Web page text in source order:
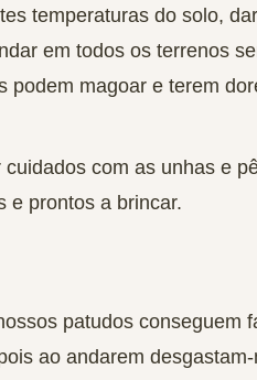
temperaturas do solo,
em todos os terrenos
podem magoar e terem
com as unhas e
e prontos a brincar.
patudos conseguem
ao andarem